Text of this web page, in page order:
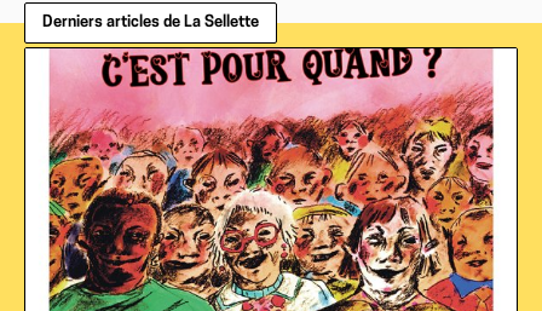
Derniers articles de La Sellette